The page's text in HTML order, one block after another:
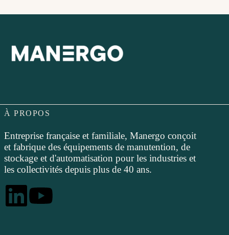
À PROPOS
Entreprise française et familiale, Manergo conçoit
et fabrique des équipements de manutention, de
stockage et d'automatisation pour les industries et
les collectivités depuis plus de 40 ans.